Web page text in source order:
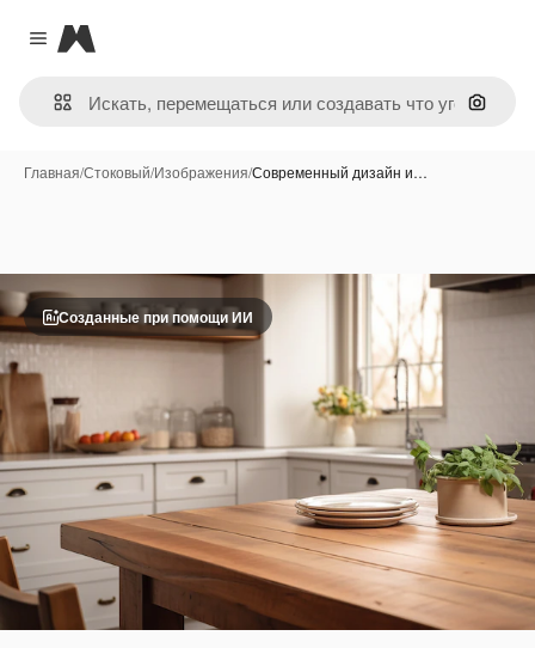
Close menu
Magnific
Поиск
Главная/Стоковый/Изображения/Современный дизайн и…
Созданные при помощи ИИ